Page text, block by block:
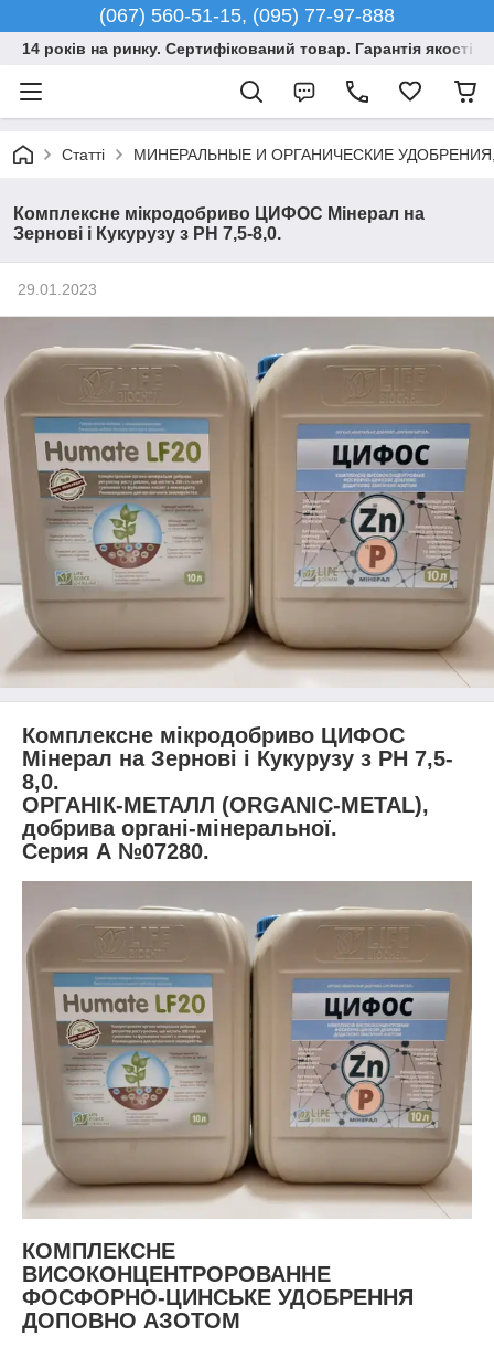
(067) 560-51-15, (095) 77-97-888
14 років на ринку. Сертифікований товар. Гарантія якості
Статті МИНЕРАЛЬНЫЕ И ОРГАНИЧЕСКИЕ
Комплексне мікродобриво ЦИФОС Мінерал на
Зернові і Кукурузу з РН 7,5-8,0.
29.01.2023
Комплексне мікродобриво ЦИФОС
Мінерал на Зернові і Кукурузу з РН 7,5-
8,0.
ОРГАНІК-МЕТАЛЛ (ORGANIC-METAL),
добрива органі-мінеральної.
Серия А №07280.
КОМПЛЕКСНЕ
ВИСОКОНЦЕНТРОРОВАННЕ
ФОСФОРНО-ЦИНСЬКЕ УДОБРЕННЯ
ДОПОВНО АЗОТОМ